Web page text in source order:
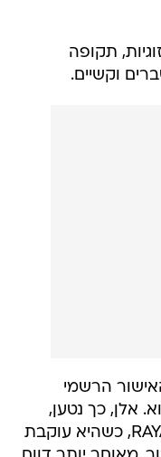
תקופה
וקשיים.
הרשמי
אלן, כך נטען,
נצפתה באפליקציית ההיכרויות RAYA, כשהיא עוקבת